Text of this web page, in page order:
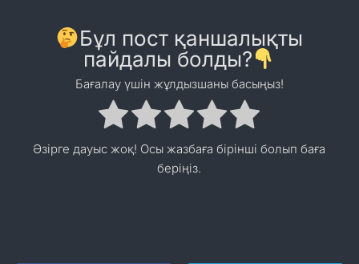
Бұл пост қаншалықты
пайдалы болды?
Бағалау үшін жұлдызшаны басыңыз!
Әзірге дауыс жоқ! Осы жазбаға бірінші болып баға
беріңіз.